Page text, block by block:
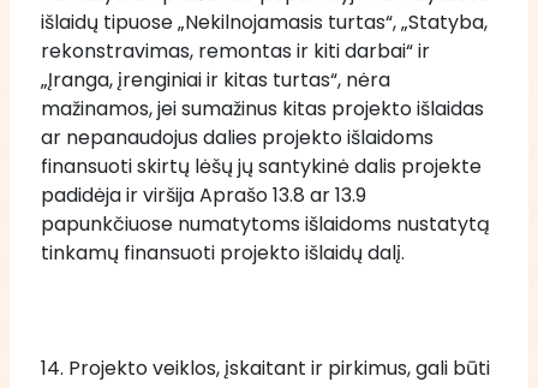
išlaidų tipuose „Nekilnojamasis turtas“, „Statyba,
rekonstravimas, remontas ir kiti darbai“ ir
„Įranga, įrenginiai ir kitas turtas“, nėra
mažinamos, jei sumažinus kitas projekto išlaidas
ar nepanaudojus dalies projekto išlaidoms
finansuoti skirtų lėšų jų santykinė dalis projekte
padidėja ir viršija Aprašo 13.8 ar 13.9
papunkčiuose numatytoms išlaidoms nustatytą
tinkamų finansuoti projekto išlaidų dalį.
14. Projekto veiklos, įskaitant ir pirkimus, gali būti